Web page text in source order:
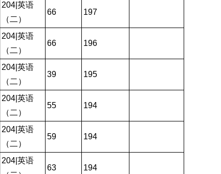
204|英语
（二）
66 197
204|英语
（二）
66 196
204|英语
（二）
39 195
204|英语
（二）
55 194
204|英语
（二）
59 194
204|英语
63 194